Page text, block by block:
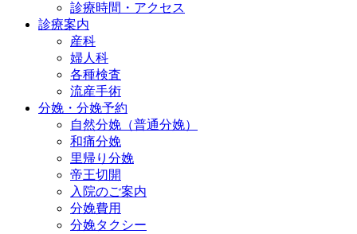
診療時間・アクセス
診療案内
産科
婦人科
各種検査
流産手術
分娩・分娩予約
自然分娩（普通分娩）
和痛分娩
里帰り分娩
帝王切開
入院のご案内
分娩費用
分娩タクシー